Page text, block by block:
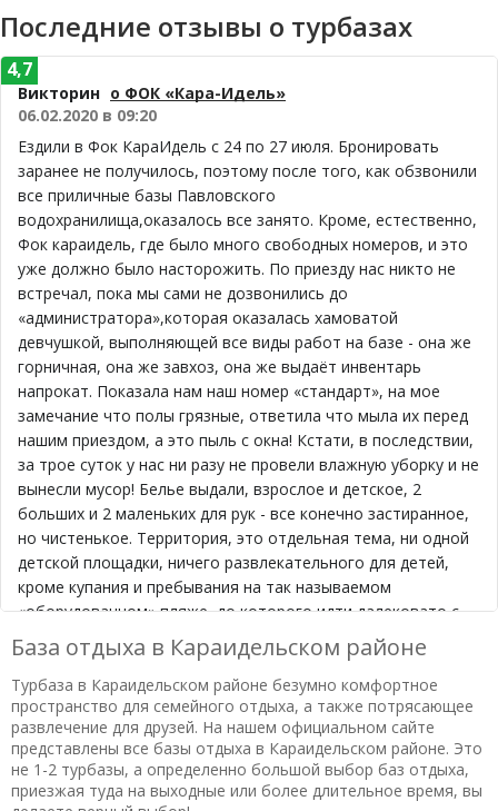
Последние отзывы о турбазах
Викторин о ФОК «Кара-Идель»
06.02.2020 в 09:20
Ездили в Фок КараИдель с 24 по 27 июля. Бронировать
заранее не получилось, поэтому после того, как обзвонили
все приличные базы Павловского
водохранилища,оказалось все занято. Кроме, естественно,
Фок караидель, где было много свободных номеров, и это
уже должно было насторожить. По приезду нас никто не
встречал, пока мы сами не дозвонились до
«администратора»,которая оказалась хамоватой
девчушкой, выполняющей все виды работ на базе - она же
горничная, она же завхоз, она же выдаёт инвентарь
напрокат. Показала нам наш номер «стандарт», на мое
замечание что полы грязные, ответила что мыла их перед
нашим приездом, а это пыль с окна! Кстати, в последствии,
за трое суток у нас ни разу не провели влажную уборку и не
вынесли мусор! Белье выдали, взрослое и детское, 2
больших и 2 маленьких для рук - все конечно застиранное,
но чистенькое. Территория, это отдельная тема, ни одной
детской площадки, ничего развлекательного для детей,
кроме купания и пребывания на так называемом
«оборудованном» пляже, до которого идти далековато с
маленьким ребёнком. И да, пляж это конечно тоже нельзя
опустить - 10 лежаков и две зоны для пикника и шашлыков.
На толпу народа, заезжающих с пятницы, это просто ни о
чем. К слову сказать, в пятницу нам уже утром лежаков не
хватала. Маленькую дочку переодевала на пеньке, там же и
вещи сложила. Вообщем территория требует
облагораживания. К тому же, при заезде в будни, мы
4,7
База отдыха в Караидельском районе
Турбаза в Караидельском районе безумно комфортное
пространство для семейного отдыха, а также потрясающее
развлечение для друзей. На нашем официальном сайте
представлены все базы отдыха в Караидельском районе. Это
не 1-2 турбазы, а определенно большой выбор баз отдыха,
приезжая туда на выходные или более длительное время, вы